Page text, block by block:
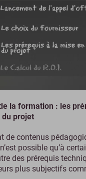
la formation : les
du projet
de contenus
possible qu’à
des prérequis
plus subjectifs